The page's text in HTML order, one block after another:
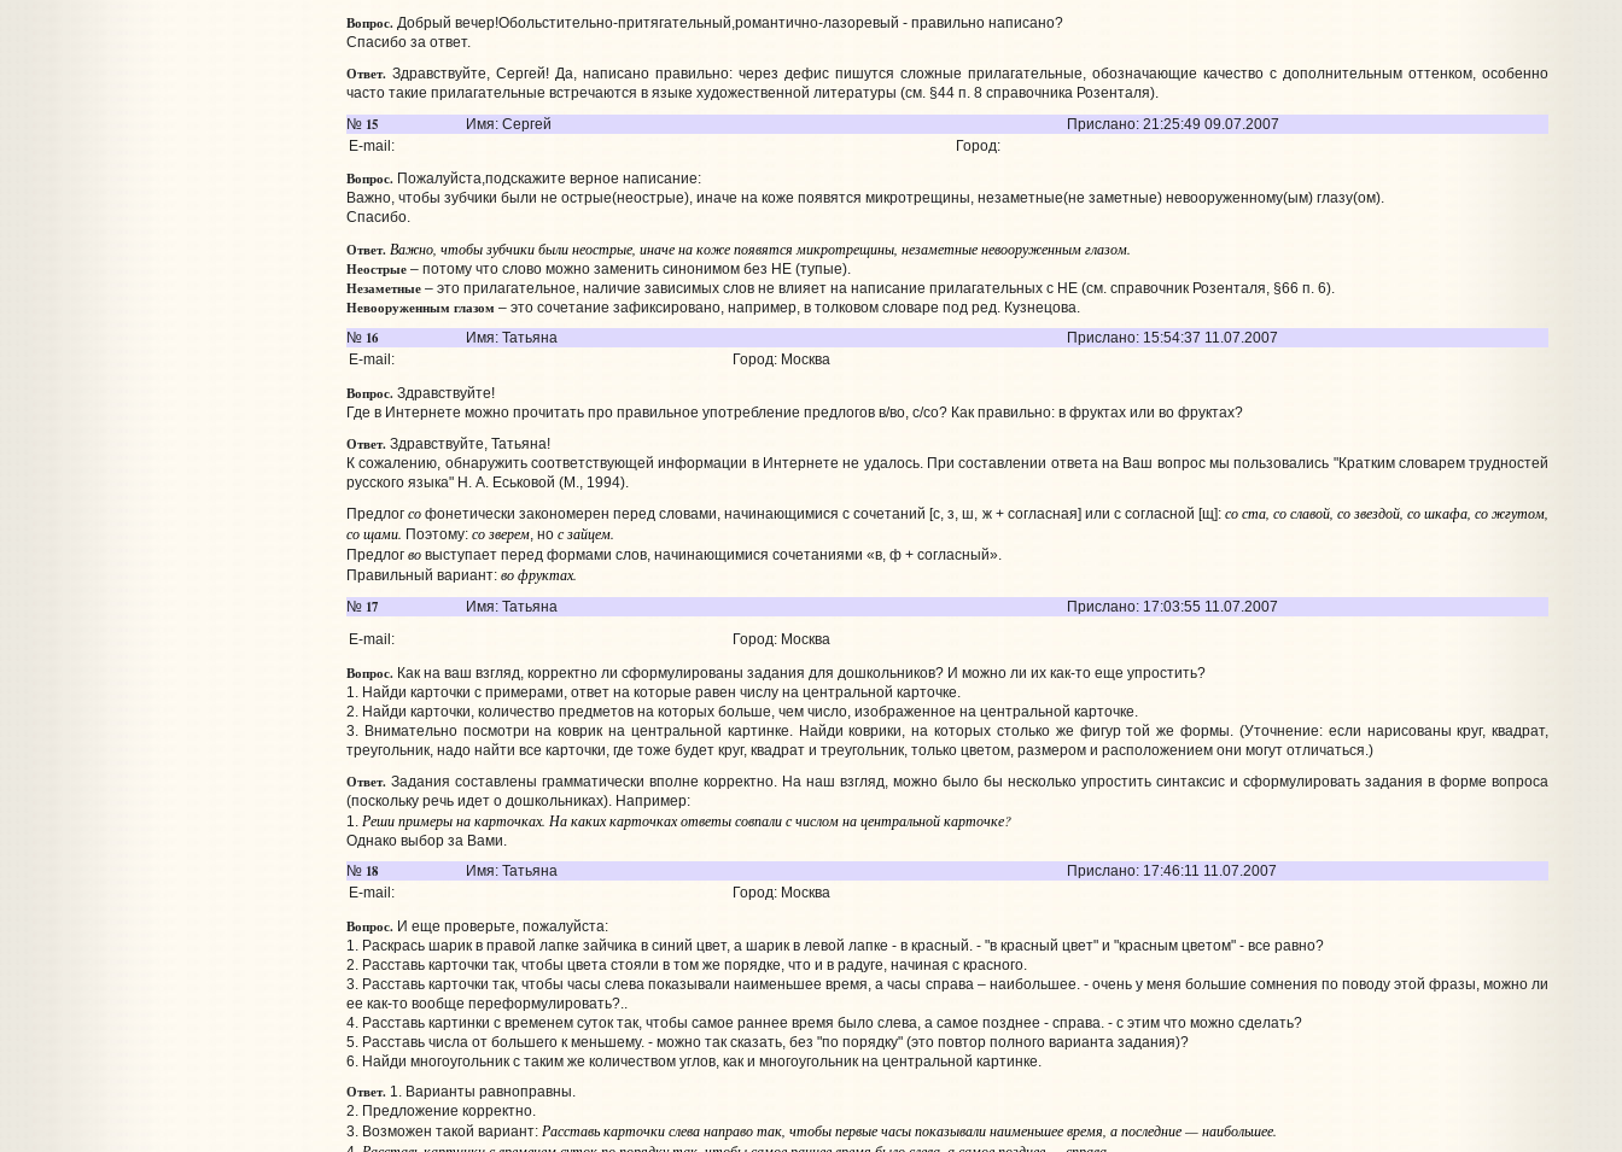
Вопрос.Добрый вечер!Обольстительно-притягательный,романтично-лазоревый - правильно написано?
Спасибо за ответ.
Ответ.Здравствуйте, Сергей! Да, написано правильно: через дефис пишутся сложные прилагательные, обозначающие качество с дополнительным оттенком, особенно
часто такие прилагательные встречаются в языке художественной литературы (см. §44 п. 8 справочника Розенталя).
№15 Имя: Сергей
Прислано: 21:25:49 09.07.2007
E-mail:
Город:
Вопрос.Пожалуйста,подскажите верное написание:
Важно, чтобы зубчики были не острые(неострые), иначе на коже появятся микротрещины, незаметные(не заметные) невооруженному(ым) глазу(ом).
Спасибо.
Ответ. Важно, чтобы зубчики были неострые, иначе на коже появятся микротрещины, незаметные невооруженным глазом.
Неострые– потому что слово можно заменить синонимом без НЕ (тупые).
Незаметные– это прилагательное, наличие зависимых слов не влияет на написание прилагательных с НЕ (см. справочник Розенталя, §66 п. 6).
Невооруженным глазом – это сочетание зафиксировано, например, в толковом словаре под ред. Кузнецова.
№16 Имя: Татьяна
Прислано: 15:54:37 11.07.2007
E-mail:
Город: Москва
Вопрос.Здравствуйте!
Где в Интернете можно прочитать про правильное употребление предлогов в/во, с/со? Как правильно: в фруктах или во фруктах?
Ответ. Здравствуйте, Татьяна!
К сожалению, обнаружить соответствующей информации в Интернете не удалось. При составлении ответа на Ваш вопрос мы пользовались "Кратким словарем трудностей
русского языка" Н. А. Еськовой (М., 1994).
Предлог софонетически закономерен перед словами, начинающимися с сочетаний [с, з, ш, ж + согласная] или с согласной [щ]: со ста, со славой, со звездой, со шкафа, со жгутом,
со щами. Поэтому: со зверем, но с зайцем.
Предлог вовыступает перед формами слов, начинающимися сочетаниями «в, ф + согласный».
Правильный вариант: во фруктах.
№17 Имя: Татьяна
Прислано: 17:03:55 11.07.2007
E-mail:
Город: Москва
Вопрос.Как на ваш взгляд, корректно ли сформулированы задания для дошкольников? И можно ли их как-то еще упростить?
1. Найди карточки с примерами, ответ на которые равен числу на центральной карточке.
2. Найди карточки, количество предметов на которых больше, чем число, изображенное на центральной карточке.
3. Внимательно посмотри на коврик на центральной картинке. Найди коврики, на которых столько же фигур той же формы. (Уточнение: если нарисованы круг, квадрат,
треугольник, надо найти все карточки, где тоже будет круг, квадрат и треугольник, только цветом, размером и расположением они могут отличаться.)
Ответ. Задания составлены грамматически вполне корректно. На наш взгляд, можно было бы несколько упростить синтаксис и сформулировать задания в форме вопроса
(поскольку речь идет о дошкольниках). Например:
1. Реши примеры на карточках. На каких карточках ответы совпали с числом на центральной карточке?
Однако выбор за Вами.
№18 Имя: Татьяна
Прислано: 17:46:11 11.07.2007
E-mail:
Город: Москва
Вопрос.И еще проверьте, пожалуйста:
1. Раскрась шарик в правой лапке зайчика в синий цвет, а шарик в левой лапке - в красный. - "в красный цвет" и "красным цветом" - все равно?
2. Расставь карточки так, чтобы цвета стояли в том же порядке, что и в радуге, начиная с красного.
3. Расставь карточки так, чтобы часы слева показывали наименьшее время, а часы справа – наибольшее. - очень у меня большие сомнения по поводу этой фразы, можно ли
ее как-то вообще переформулировать?..
4. Расставь картинки с временем суток так, чтобы самое раннее время было слева, а самое позднее - справа. - с этим что можно сделать?
5. Расставь числа от большего к меньшему. - можно так сказать, без "по порядку" (это повтор полного варианта задания)?
6. Найди многоугольник с таким же количеством углов, как и многоугольник на центральной картинке.
Ответ.1. Варианты равноправны.
2. Предложение корректно.
3. Возможен такой вариант: Расставь карточки слева направо так, чтобы первые часы показывали наименьшее время, а последние — наибольшее.